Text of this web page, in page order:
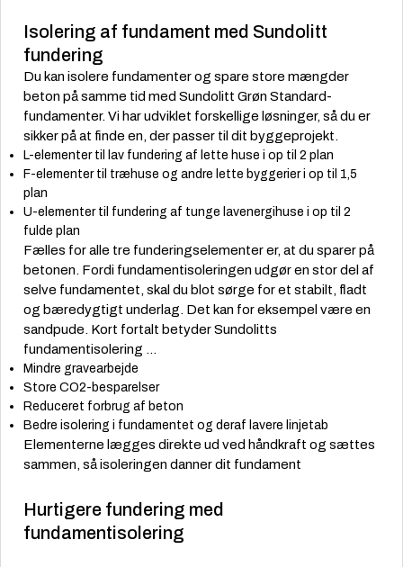
Isolering af fundament med Sundolitt
fundering
Du kan isolere fundamenter og spare store mængder
beton på samme tid med Sundolitt Grøn Standard-
fundamenter. Vi har udviklet forskellige løsninger, så du er
sikker på at finde en, der passer til dit byggeprojekt.
L-elementer til lav fundering af lette huse i op til 2 plan
F-elementer til træhuse og andre lette byggerier i op til 1,5
plan
U-elementer til fundering af tunge lavenergihuse i op til 2
fulde plan
Fælles for alle tre funderingselementer er, at du sparer på
betonen. Fordi fundamentisoleringen udgør en stor del af
selve fundamentet, skal du blot sørge for et stabilt, fladt
og bæredygtigt underlag. Det kan for eksempel være en
sandpude. Kort fortalt betyder Sundolitts
fundamentisolering ...
Mindre gravearbejde
Store CO2-besparelser
Reduceret forbrug af beton
Bedre isolering i fundamentet og deraf lavere linjetab
Elementerne lægges direkte ud ved håndkraft og sættes
sammen, så isoleringen danner dit fundament
Hurtigere fundering med
fundamentisolering